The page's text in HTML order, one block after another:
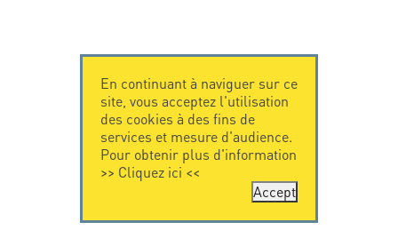
En continuant à naviguer sur ce
site, vous acceptez l'utilisation
des cookies à des fins de
services et mesure d'audience.
Pour obtenir plus d'information
>> Cliquez ici <<
Accept